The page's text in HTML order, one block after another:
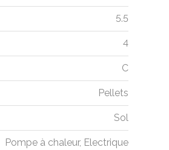
5.5
4
C
Pellets
Sol
Pompe à chaleur, Electrique